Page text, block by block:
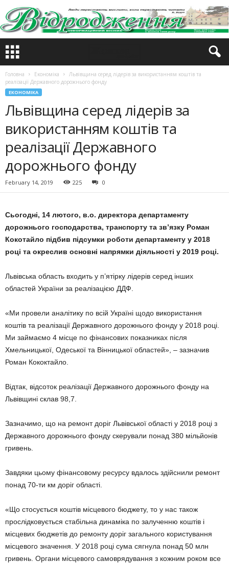
Головна Економіка
Львівщина серед лідерів за використанням коштів та
реалізації Державного дорожнього фонду
ЕКОНОМІКА
Львівщина серед лідерів за
використанням коштів та
реалізації Державного
дорожнього фонду
February 14, 2019 225 0
Сьогодні, 14 лютого, в.о. директора департаменту
дорожнього господарства, транспорту та зв’язку Роман
Кокотайло підбив підсумки роботи департаменту у 2018
році та окреслив основні напрямки діяльності у 2019 році.
Львівська область входить у п’ятірку лідерів серед інших
областей України за реалізацією ДДФ.
«Ми провели аналітику по всій Україні щодо використання
коштів та реалізації Державного дорожнього фонду у 2018 році.
Ми займаємо 4 місце по фінансових показниках після
Хмельницької, Одеської та Вінницької областей», – зазначив
Роман Кококтайло.
Відтак, відсоток реалізації Державного дорожнього фонду на
Львівщині склав 98,7.
Зазначимо, що на ремонт доріг Львівської області у 2018 році з
Державного дорожнього фонду скерували понад 380 мільйонів
гривень.
Завдяки цьому фінансовому ресурсу вдалось здійснили ремонт
понад 70-ти км доріг області.
«Що стосується коштів місцевого бюджету, то у нас також
прослідковується стабільна динаміка по залученню коштів і
місцевих бюджетів до ремонту доріг загального користування
місцевого значення. У 2018 році сума сягнула понад 50 млн
гривень. Органи місцевого самоврядування з кожним роком все